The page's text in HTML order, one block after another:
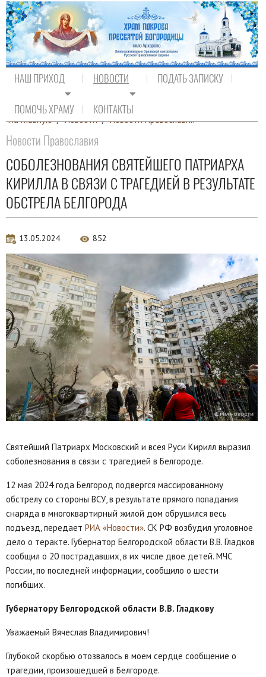
НАШ ПРИХОД НОВОСТИ ПОДАТЬ ЗАПИСКУ
ПОМОЧЬ ХРАМУ КОНТАКТЫ
На главную / Новости / Новости Православия
Новости Православия
СОБОЛЕЗНОВАНИЯ СВЯТЕЙШЕГО ПАТРИАРХА
КИРИЛЛА В СВЯЗИ С ТРАГЕДИЕЙ В РЕЗУЛЬТАТЕ
ОБСТРЕЛА БЕЛГОРОДА
13.05.2024 852
Святейший Патриарх Московский и всея Руси Кирилл выразил
соболезнования в связи с трагедией в Белгороде.
12 мая 2024 года Белгород подвергся массированному
обстрелу со стороны ВСУ, в результате прямого попадания
снаряда в многоквартирный жилой дом обрушился весь
подъезд, передает РИА «Новости». СК РФ возбудил уголовное
дело о теракте. Губернатор Белгородской области В.В. Гладков
сообщил о 20 пострадавших, в их числе двое детей. МЧС
России, по последней информации, сообщило о шести
погибших.
Губернатору Белгородской области В.В. Гладкову
Уважаемый Вячеслав Владимирович!
Глубокой скорбью отозвалось в моем сердце сообщение о
трагедии, произошедшей в Белгороде.